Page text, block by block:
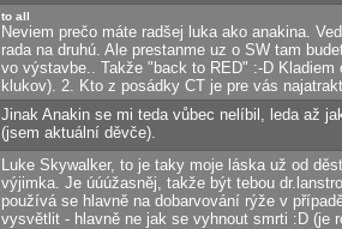
to all
Neviem prečo máte radšej luka ako anakina.
rada na druhú. Ale prestanme uz o SW tam
vo výstavbe.. Takže "back to RED" :-D
klukov). 2. Kto z posádky CT je pre vás
Jinak Anakin se mi teda vůbec nelíbil, leda až
(jsem aktuální děvče).
Luke Skywalker, to je taky moje láska už od
výjimka. Je úúúžasněj, takže být tebou
používá se hlavně na dobarvování rýže v
vysvětlit - hlavně ne jak se vyhnout smrti :D (je